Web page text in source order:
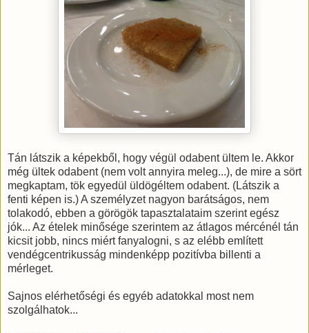
Tán látszik a képekből, hogy végül odabent ültem le. Akkor
még ültek odabent (nem volt annyira meleg...), de mire a sört
megkaptam, tök egyedül üldögéltem odabent. (Látszik a
fenti képen is.) A személyzet nagyon barátságos, nem
tolakodó, ebben a görögök tapasztalataim szerint egész
jók... Az ételek minősége szerintem az átlagos mércénél tán
kicsit jobb, nincs miért fanyalogni, s az elébb említett
vendégcentrikusság mindenképp pozitívba billenti a
mérleget.
Sajnos elérhetőségi és egyéb adatokkal most nem
szolgálhatok...